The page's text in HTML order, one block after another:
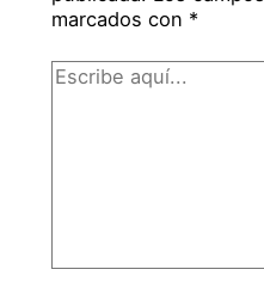
marcados con *
Escribe